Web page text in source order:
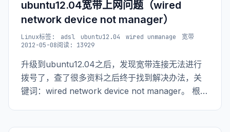
ubuntu12.04宽带上网问题（wired
network device not manager）
Linux标签: adsl ubuntu12.04 wired unmanage
宽带
2012-05-08阅读: 13929
升级到ubuntu12.04之后，发现宽带连接无法进行
拨号了，查了很多资料之后终于找到解决办法，关
键词：wired network device not manager。 根据